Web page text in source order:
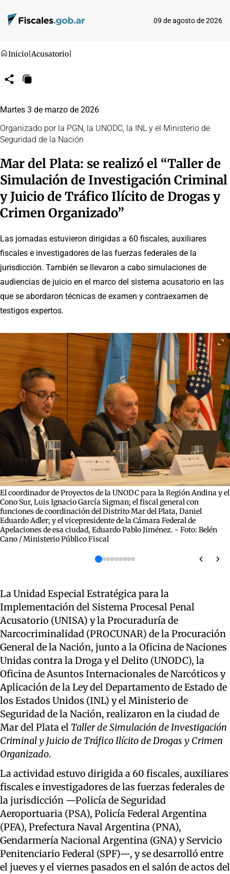
09 de agosto de 2026
Inicio Acusatorio
CompartirCopiar
Martes 3 de marzo de 2026
Organizado por la PGN, la UNODC, la INL y el Ministerio de
Seguridad de la Nación
Mar del Plata: se realizó el “Taller de
Simulación de Investigación Criminal
y Juicio de Tráfico Ilícito de Drogas y
Crimen Organizado”
Las jornadas estuvieron dirigidas a 60 fiscales, auxiliares
fiscales e investigadores de las fuerzas federales de la
jurisdicción. También se llevaron a cabo simulaciones de
audiencias de juicio en el marco del sistema acusatorio en las
que se abordaron técnicas de examen y contraexamen de
testigos expertos.
El coordinador de Proyectos de la UNODC para la Región Andina y el
Cono Sur, Luis Ignacio García Sigman; el fiscal general con
funciones de coordinación del Distrito Mar del Plata, Daniel
Eduardo Adler; y el vicepresidente de la Cámara Federal de
Apelaciones de esa ciudad, Eduardo Pablo Jiménez. - Foto: Belén
Cano / Ministerio Público Fiscal
La Unidad Especial Estratégica para la
Implementación del Sistema Procesal Penal
Acusatorio (UNISA) y la Procuraduría de
Narcocriminalidad (PROCUNAR) de la Procuración
General de la Nación, junto a la Oficina de Naciones
Unidas contra la Droga y el Delito (UNODC), la
Oficina de Asuntos Internacionales de Narcóticos y
Aplicación de la Ley del Departamento de Estado de
los Estados Unidos (INL) y el Ministerio de
Seguridad de la Nación, realizaron en la ciudad de
Mar del Plata el Taller de Simulación de Investigación
Criminal y Juicio de Tráfico Ilícito de Drogas y Crimen
Organizado.
La actividad estuvo dirigida a 60 fiscales, auxiliares
fiscales e investigadores de las fuerzas federales de
la jurisdicción —Policía de Seguridad
Aeroportuaria (PSA), Policía Federal Argentina
(PFA), Prefectura Naval Argentina (PNA),
Gendarmería Nacional Argentina (GNA) y Servicio
Penitenciario Federal (SPF)—, y se desarrolló entre
el jueves y el viernes pasados en el salón de actos del